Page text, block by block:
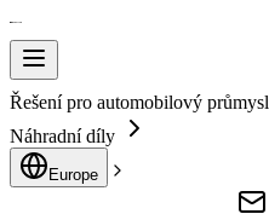
Řešení pro automobilový průmysl
Náhradní díly
Europe